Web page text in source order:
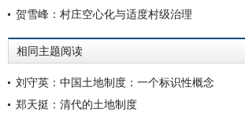
贺雪峰：村庄空心化与适度村级治理
相同主题阅读
刘守英：中国土地制度：一个标识性概念
郑天挺：清代的土地制度